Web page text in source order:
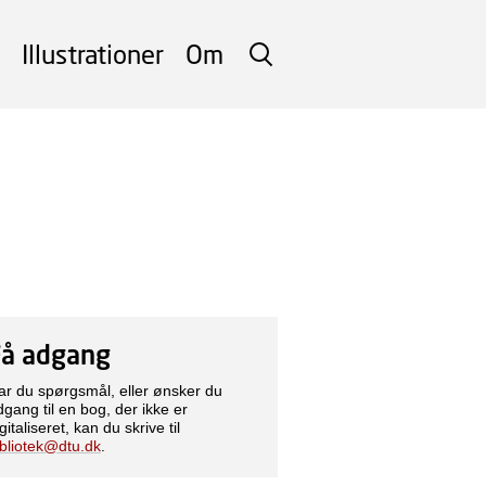
SØG
Illustrationer Om
adgang
du spørgsmål, eller ønsker du
til en bog, der ikke er
kan du skrive til